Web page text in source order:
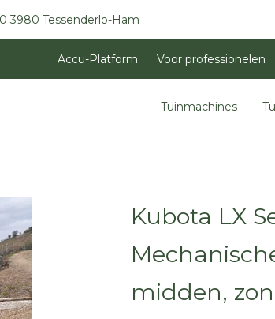
3980 Tessenderlo-Ham
Accu-Platform Voor professionelen
Tuinmachines
Kubota LX
midden,